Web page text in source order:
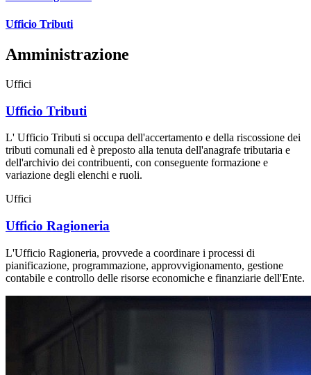
Ufficio Tributi
Amministrazione
Uffici
Ufficio Tributi
L' Ufficio Tributi si occupa dell'accertamento e della riscossione dei
tributi comunali ed è preposto alla tenuta dell'anagrafe tributaria e
dell'archivio dei contribuenti, con conseguente formazione e
variazione degli elenchi e ruoli.
Uffici
Ufficio Ragioneria
L'Ufficio Ragioneria, provvede a coordinare i processi di
pianificazione, programmazione, approvvigionamento, gestione
contabile e controllo delle risorse economiche e finanziarie dell'Ente.